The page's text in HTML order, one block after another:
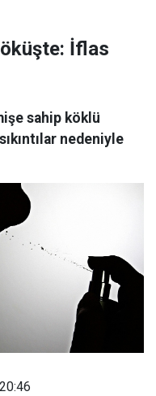
İflas
sahip köklü
nedeniyle